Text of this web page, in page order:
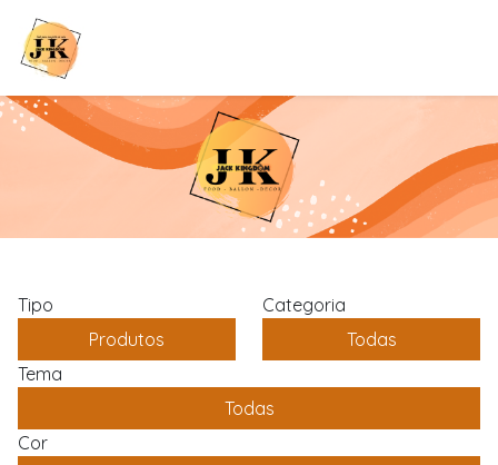
Tipo
Produtos
Categoria
Todas
Tema
Todas
Cor